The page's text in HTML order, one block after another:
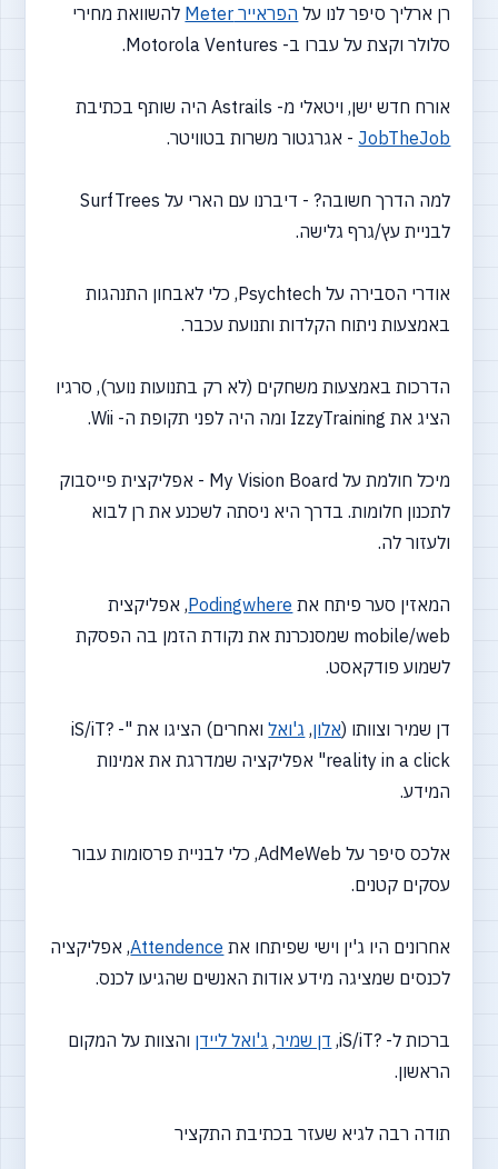
רן ארליך סיפר לנו על הפראייר Meter
להשוואת מחירי
סלולר וקצת על עברו ב- Motorola Ventures.
אורח חדש ישן, ויטאלי מ- Astrails היה שותף בכתיבת
JobTheJob - אגרגטור משרות בטוויטר.
למה הדרך חשובה? - דיברנו עם הארי על SurfTrees
לבניית עץ/גרף גלישה.
אודרי הסבירה על Psychtech, כלי לאבחון התנהגות
באמצעות ניתוח הקלדות ותנועת עכבר.
הדרכות באמצעות משחקים (לא רק בתנועות נוער), סרגיו
הציג את IzzyTraining ומה היה לפני תקופת ה- Wii.
מיכל חולמת על My Vision Board - אפליקצית פייסבוק
לתכנון חלומות. בדרך היא ניסתה לשכנע את רן לבוא
ולעזור לה.
המאזין סער פיתח את Podingwhere, אפליקצית
mobile/web שמסנכרנת את נקודת הזמן בה הפסקת
לשמוע פודקאסט.
דן שמיר וצוותו (אלון, ג'ואל
ואחרים) הציגו את "iS/iT? -
reality in a click" אפליקציה שמדרגת את אמינות
המידע.
אלכס סיפר על AdMeWeb, כלי לבניית פרסומות עבור
עסקים קטנים.
אחרונים היו ג'ין וישי שפיתחו את Attendence, אפליקציה
לכנסים שמציגה מידע אודות האנשים שהגיעו לכנס.
ברכות ל- ?iS/iT, דן שמיר, ג'ואל ליידן והצוות על המקום
הראשון.
תודה רבה לגיא שעזר בכתיבת התקציר